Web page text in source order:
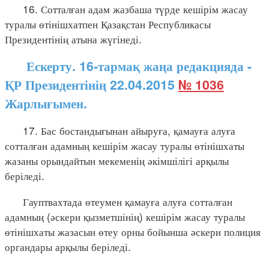
16. Сотталған адам жазбаша түрде кешірім жасау
туралы өтінішхатпен Қазақстан Республикасы
Президентінің атына жүгінеді.
Ескерту. 16-тармақ жаңа редакцияда -
ҚР Президентінің 22.04.2015 № 1036
Жарлығымен.
17. Бас бостандығынан айыруға, қамауға алуға
сотталған адамның кешірім жасау туралы өтінішхаты
жазаны орындайтын мекеменің әкімшілігі арқылы
беріледі.
Гауптвахтада өтеумен қамауға алуға сотталған
адамның (әскери қызметшінің) кешірім жасау туралы
өтінішхаты жазасын өтеу орны бойынша әскери полиция
органдары арқылы беріледі.